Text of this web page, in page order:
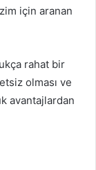
için aranan
rahat bir
olması ve
avantajlardan